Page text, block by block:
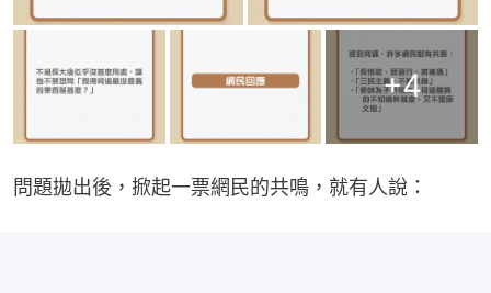
+4
問題拋出後，掀起一票網民的共鳴，就有人說：